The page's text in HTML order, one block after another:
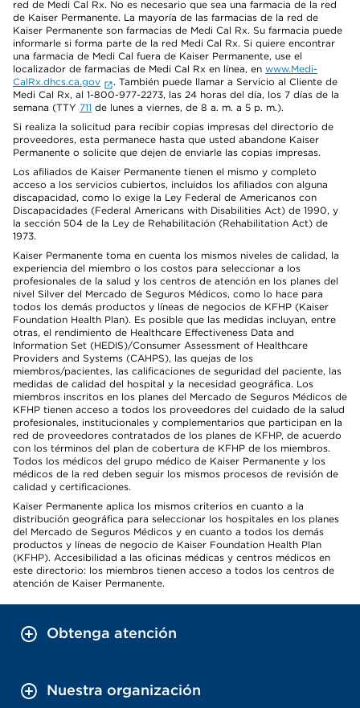
red de Medi Cal Rx. No es necesario que sea una farmacia de la red
de Kaiser Permanente. La mayoría de las farmacias de la red de
Kaiser Permanente son farmacias de Medi Cal Rx. Su farmacia puede
informarle si forma parte de la red Medi Cal Rx. Si quiere encontrar
una farmacia de Medi Cal fuera de Kaiser Permanente, use el
localizador de farmacias de Medi Cal Rx en línea, en www.Medi-
CalRx.dhcs.ca.gov
. También puede llamar a Servicio al Cliente de
Medi Cal Rx, al 1-800-977-2273, las 24 horas del día, los 7 días de la
semana (TTY 711 de lunes a viernes, de 8 a. m. a 5 p. m.).
Si realiza la solicitud para recibir copias impresas del directorio de
proveedores, esta permanece hasta que usted abandone Kaiser
Permanente o solicite que dejen de enviarle las copias impresas.
Los afiliados de Kaiser Permanente tienen el mismo y completo
acceso a los servicios cubiertos, incluidos los afiliados con alguna
discapacidad, como lo exige la Ley Federal de Americanos con
Discapacidades (Federal Americans with Disabilities Act) de 1990, y
la sección 504 de la Ley de Rehabilitación (Rehabilitation Act) de
1973.
Kaiser Permanente toma en cuenta los mismos niveles de calidad, la
experiencia del miembro o los costos para seleccionar a los
profesionales de la salud y los centros de atención en los planes del
nivel Silver del Mercado de Seguros Médicos, como lo hace para
todos los demás productos y líneas de negocios de KFHP (Kaiser
Foundation Health Plan). Es posible que las medidas incluyan, entre
otras, el rendimiento de Healthcare Effectiveness Data and
Information Set (HEDIS)/Consumer Assessment of Healthcare
Providers and Systems (CAHPS), las quejas de los
miembros/pacientes, las calificaciones de seguridad del paciente, las
medidas de calidad del hospital y la necesidad geográfica. Los
miembros inscritos en los planes del Mercado de Seguros Médicos de
KFHP tienen acceso a todos los proveedores del cuidado de la salud
profesionales, institucionales y complementarios que participan en la
red de proveedores contratados de los planes de KFHP, de acuerdo
con los términos del plan de cobertura de KFHP de los miembros.
Todos los médicos del grupo médico de Kaiser Permanente y los
médicos de la red deben seguir los mismos procesos de revisión de
calidad y certificaciones.
Kaiser Permanente aplica los mismos criterios en cuanto a la
distribución geográfica para seleccionar los hospitales en los planes
del Mercado de Seguros Médicos y en cuanto a todos los demás
productos y líneas de negocio de Kaiser Foundation Health Plan
(KFHP). Accesibilidad a las oficinas médicas y centros médicos en
este directorio: los miembros tienen acceso a todos los centros de
atención de Kaiser Permanente.
Obtenga atención
Nuestra organización